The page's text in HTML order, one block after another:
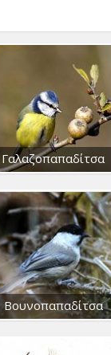
Γαλαζοπαπαδίτσα
Βουνοπαπαδίτσα